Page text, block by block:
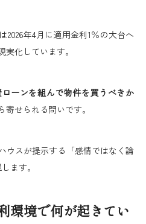
2026年4月に適用金利1％の大台へ
化しています。
ーンを組んで物件を買うべきか
せられる問いです。
ウスが提示する「感情ではなく論
ます。
環境で何が起きてい